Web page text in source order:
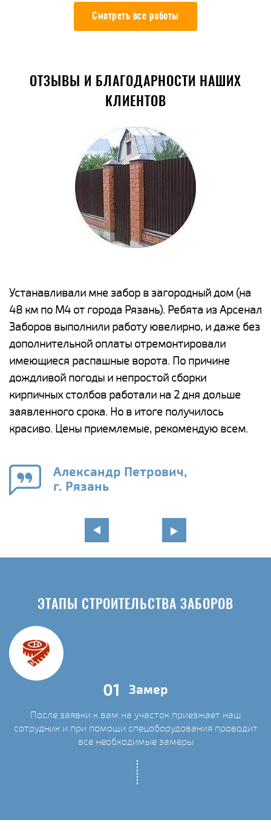
Смотреть все работы
ОТЗЫВЫ И БЛАГОДАРНОСТИ НАШИХ
КЛИЕНТОВ
Устанавливали мне забор в загородный дом (на
48 км по М4 от города Рязань). Ребята из Арсенал
Заборов выполнили работу ювелирно, и даже без
дополнительной оплаты отремонтировали
имеющиеся распашные ворота. По причине
дождливой погоды и непростой сборки
кирпичных столбов работали на 2 дня дольше
заявленного срока. Но в итоге получилось
красиво. Цены приемлемые, рекомендую всем.
Александр Петрович,
г. Рязань
ЭТАПЫ СТРОИТЕЛЬСТВА ЗАБОРОВ
01 Замер
После заявки к вам на участок приезжает наш
сотрудник и при помощи спецоборудования проводит
все необходимые замеры